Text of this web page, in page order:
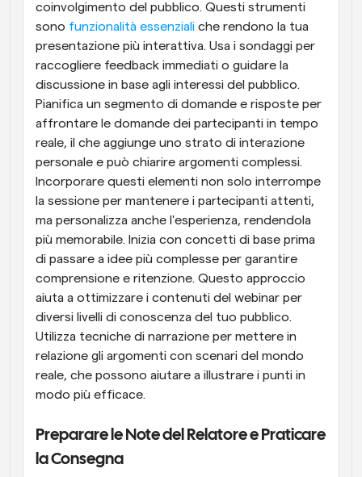
coinvolgimento del pubblico. Questi strumenti
sono funzionalità essenziali che rendono la tua
presentazione più interattiva. Usa i sondaggi per
raccogliere feedback immediati o guidare la
discussione in base agli interessi del pubblico.
Pianifica un segmento di domande e risposte per
affrontare le domande dei partecipanti in tempo
reale, il che aggiunge uno strato di interazione
personale e può chiarire argomenti complessi.
Incorporare questi elementi non solo interrompe
la sessione per mantenere i partecipanti attenti,
ma personalizza anche l'esperienza, rendendola
più memorabile. Inizia con concetti di base prima
di passare a idee più complesse per garantire
comprensione e ritenzione. Questo approccio
aiuta a ottimizzare i contenuti del webinar per
diversi livelli di conoscenza del tuo pubblico.
Utilizza tecniche di narrazione per mettere in
relazione gli argomenti con scenari del mondo
reale, che possono aiutare a illustrare i punti in
modo più efficace.
Preparare le Note del Relatore e Praticare
la Consegna